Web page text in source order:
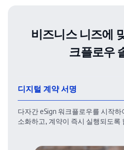
비즈니스 니즈에
크플로우
디지털 계약 서명
다자간 eSign 워크플로우를 시작
소화하고, 계약이 즉시 실행되도록